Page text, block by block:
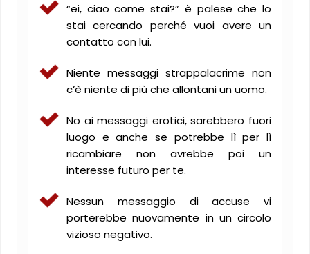
“ei, ciao come stai?” è palese che lo
stai cercando perché vuoi avere un
contatto con lui.
Niente messaggi strappalacrime non
c’è niente di più che allontani un uomo.
No ai messaggi erotici, sarebbero fuori
luogo e anche se potrebbe lì per lì
ricambiare non avrebbe poi un
interesse futuro per te.
Nessun messaggio di accuse vi
porterebbe nuovamente in un circolo
vizioso negativo.